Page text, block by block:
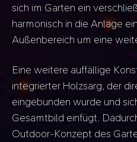
sich im Garten ein
harmonisch in die Anlage
Außenbereich um eine
Eine weitere auffällige
integrierter Holzsarg, der
eingebunden wurde und
Gesamtbild einfügt.
Outdoor-Konzept des